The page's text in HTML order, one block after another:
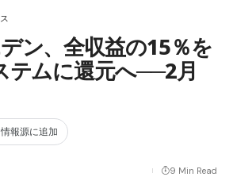
ン、全収益の15％を
テムに還元へ──2月
報源に追加
9 Min Read